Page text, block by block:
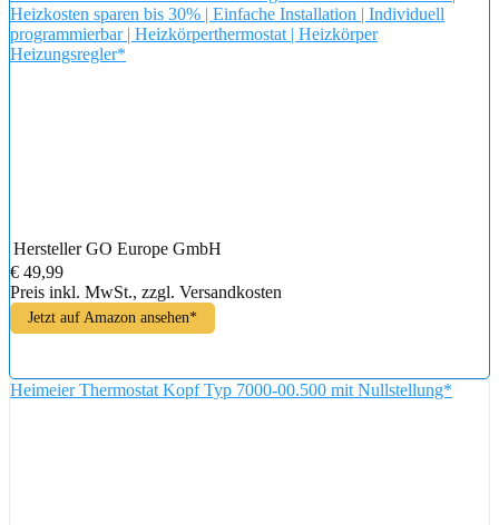
Heizkosten sparen bis 30% | Einfache Installation | Individuell
programmierbar | Heizkörperthermostat | Heizkörper
Heizungsregler*
Hersteller GO Europe GmbH
€ 49,99
Preis inkl. MwSt., zzgl. Versandkosten
Jetzt auf Amazon ansehen*
Heimeier Thermostat Kopf Typ 7000-00.500 mit Nullstellung*